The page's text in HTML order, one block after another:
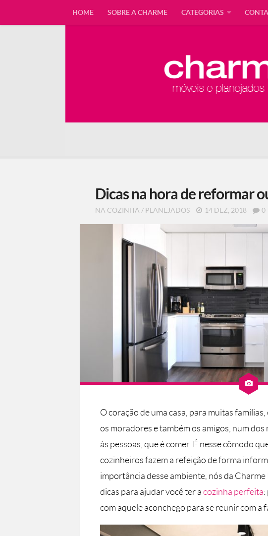
HOME SOBRE A CHARME CATEGORIAS
Dicas na hora de reformar
NA COZINHA / PLANEJADOS 14 DEZ, 2018 0
O coração de uma casa, para muitas
os moradores e também os amigos, num
às pessoas, que é comer. É nesse cômodo
cozinheiros fazem a refeição de forma
importância desse ambiente, nós da
dicas para ajudar você ter a cozinha perfeita:
com aquele aconchego para se reunir com a